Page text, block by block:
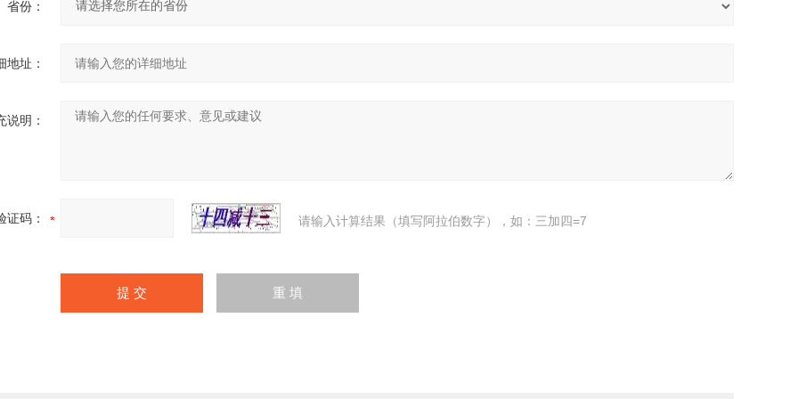
省份：
地址：
说明：
证码： 请输入计算结果（填写阿拉伯数字），如：三加四=7